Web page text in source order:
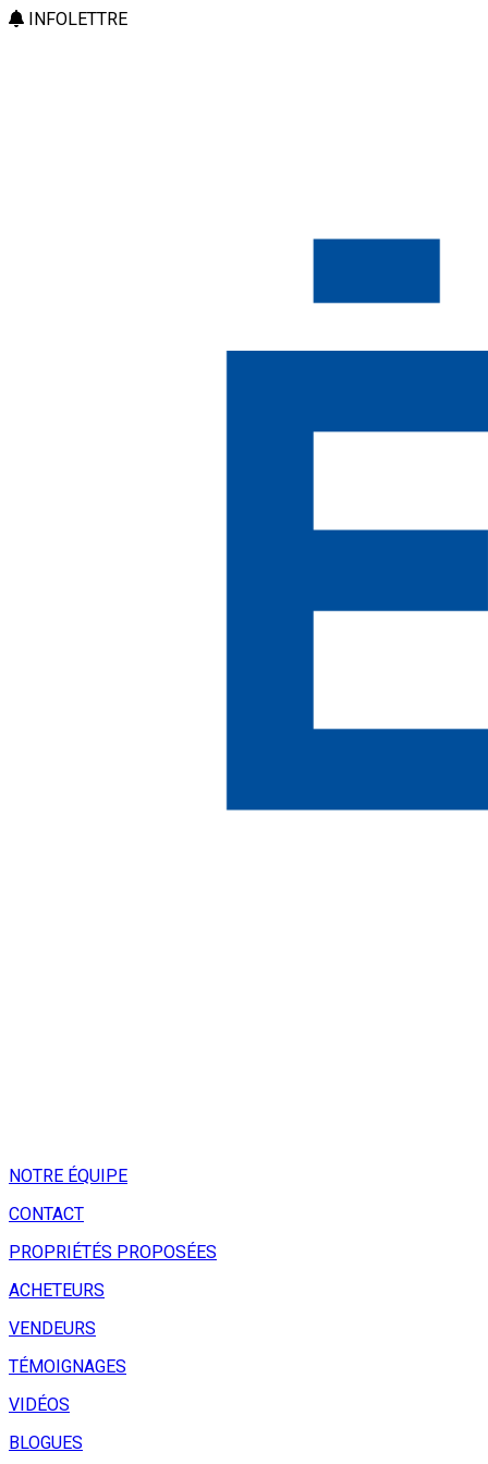
INFOLETTRE
NOTRE ÉQUIPE
CONTACT
PROPRIÉTÉS PROPOSÉES
ACHETEURS
VENDEURS
TÉMOIGNAGES
VIDÉOS
BLOGUES